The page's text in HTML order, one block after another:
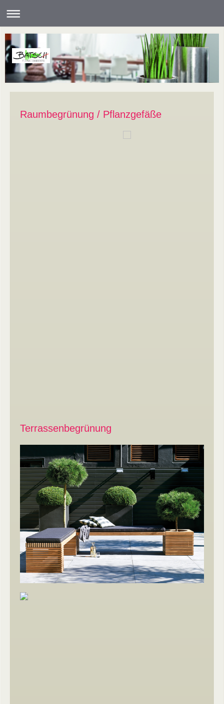
Raumbegrünung / Pflanzgefäße
Terrassenbegrünung